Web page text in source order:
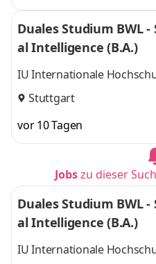
Duales Studium BWL
al Intelligence (B.A.)
IU Internationale
Stuttgart
vor 10 Tagen
Jobszu dieser
Duales Studium BWL
al Intelligence (B.A.)
IU Internationale